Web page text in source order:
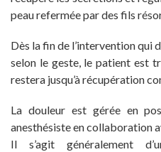
peau refermée par des fils
Dès la fin de l’intervention qui
selon le geste, le patient est
restera jusqu’à récupération
La douleur est gérée en
anesthésiste en collaboration
Il s’agit généralement